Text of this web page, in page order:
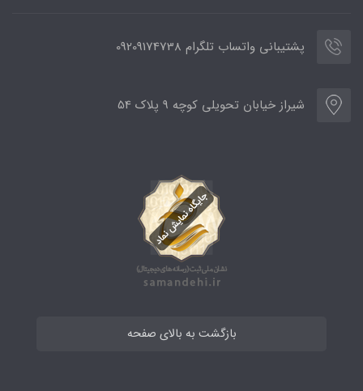
پشتیبانی واتساب تلگرام 09209174738
شیراز خیابان تحویلی کوچه 9 پلاک 54
بازگشت به بالای صفحه